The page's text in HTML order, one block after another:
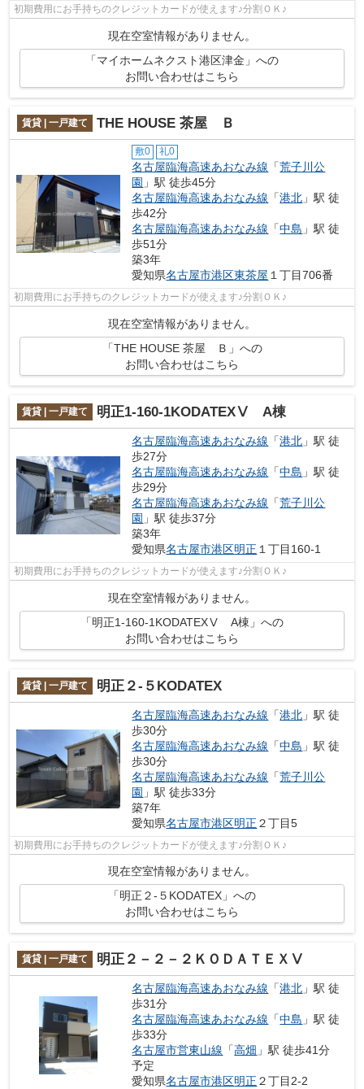
初期費用にお手持ちのクレジットカードが使えます♪分割ＯＫ♪
現在空室情報がありません。
「マイホームネクスト港区津金」への
お問い合わせはこちら
賃貸 | 一戸建て THE HOUSE 茶屋 Ｂ
敷0 礼0
名古屋臨海高速あおなみ線 「荒子川公
園 」駅 徒歩45分
名古屋臨海高速あおなみ線 「港北 」駅 徒
歩42分
名古屋臨海高速あおなみ線 「中島 」駅 徒
歩51分
築3年
愛知県名古屋市港区東茶屋 １丁目706番
初期費用にお手持ちのクレジットカードが使えます♪分割ＯＫ♪
現在空室情報がありません。
「THE HOUSE 茶屋 Ｂ」への
お問い合わせはこちら
賃貸 | 一戸建て 明正1-160-1KODATEXⅤ A棟
名古屋臨海高速あおなみ線 「港北 」駅 徒
歩27分
名古屋臨海高速あおなみ線 「中島 」駅 徒
歩29分
名古屋臨海高速あおなみ線 「荒子川公
園 」駅 徒歩37分
築3年
愛知県名古屋市港区明正 １丁目160-1
初期費用にお手持ちのクレジットカードが使えます♪分割ＯＫ♪
現在空室情報がありません。
「明正1-160-1KODATEXⅤ A棟」への
お問い合わせはこちら
賃貸 | 一戸建て 明正２-５KODATEX
名古屋臨海高速あおなみ線 「港北 」駅 徒
歩30分
名古屋臨海高速あおなみ線 「中島 」駅 徒
歩30分
名古屋臨海高速あおなみ線 「荒子川公
園 」駅 徒歩33分
築7年
愛知県名古屋市港区明正 ２丁目5
初期費用にお手持ちのクレジットカードが使えます♪分割ＯＫ♪
現在空室情報がありません。
「明正２-５KODATEX」への
お問い合わせはこちら
賃貸 | 一戸建て 明正２－２－２ＫＯＤＡＴＥＸⅤ
名古屋臨海高速あおなみ線 「港北 」駅 徒
歩31分
名古屋臨海高速あおなみ線 「中島 」駅 徒
歩33分
名古屋市営東山線 「高畑 」駅 徒歩41分
予定
愛知県名古屋市港区明正 ２丁目2-2